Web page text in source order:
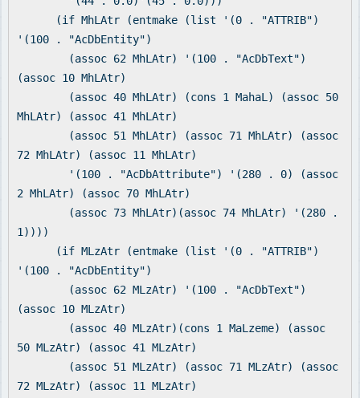
(if MhLAtr (entmake (list '(0 . "ATTRIB")
'(100 . "AcDbEntity")
(assoc 62 MhLAtr) '(100 . "AcDbText")
(assoc 10 MhLAtr)
(assoc 40 MhLAtr) (cons 1 MahaL) (assoc 50
MhLAtr) (assoc 41 MhLAtr)
(assoc 51 MhLAtr) (assoc 71 MhLAtr) (assoc
72 MhLAtr) (assoc 11 MhLAtr)
'(100 . "AcDbAttribute") '(280 . 0) (assoc
2 MhLAtr) (assoc 70 MhLAtr)
(assoc 73 MhLAtr)(assoc 74 MhLAtr) '(280 .
1))))
(if MLzAtr (entmake (list '(0 . "ATTRIB")
'(100 . "AcDbEntity")
(assoc 62 MLzAtr) '(100 . "AcDbText")
(assoc 10 MLzAtr)
(assoc 40 MLzAtr)(cons 1 MaLzeme) (assoc
50 MLzAtr) (assoc 41 MLzAtr)
(assoc 51 MLzAtr) (assoc 71 MLzAtr) (assoc
72 MLzAtr) (assoc 11 MLzAtr)